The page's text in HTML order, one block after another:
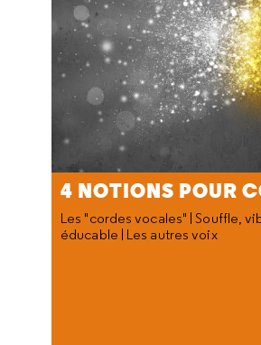
4 NOTIONS POUR
Les "cordes vocales" | Souffle,
éducable | Les autres voix